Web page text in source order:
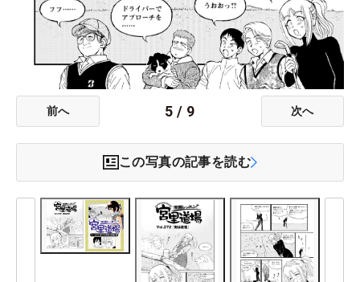
前へ 5 / 9 次へ
この写真の記事を読む